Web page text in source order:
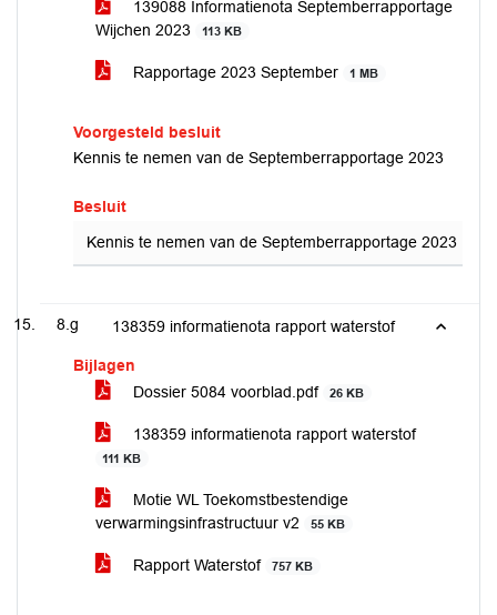
139088 Informatienota Septemberrapportage
Wijchen 2023
113 KB
Rapportage 2023 September 1 MB
Voorgesteld besluit
Kennis te nemen van de Septemberrapportage 2023
Besluit
Kennis te nemen van de Septemberrapportage 2023
8.g 138359 informatienota rapport waterstof
Bijlagen
Dossier 5084 voorblad.pdf
26 KB
138359 informatienota rapport waterstof
111 KB
Motie WL Toekomstbestendige
verwarmingsinfrastructuur v2
55 KB
Rapport Waterstof 757 KB